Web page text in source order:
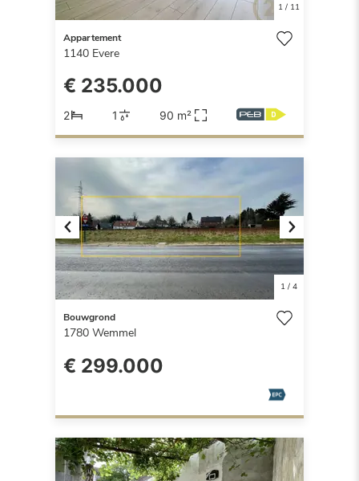
1/ 11
Appartement
1140 Evere
€ 235.000
2 1 90 m²
Previous Next
1/ 4
Bouwgrond
1780 Wemmel
€ 299.000